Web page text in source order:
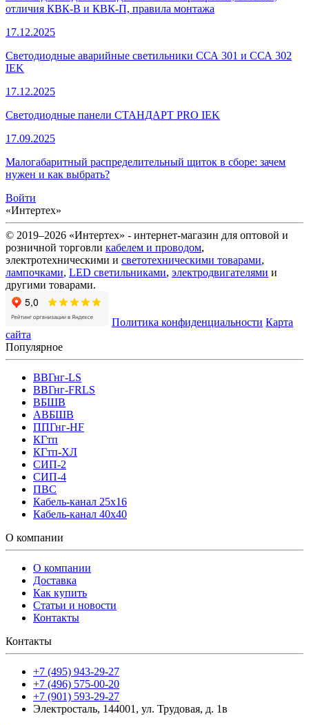
отличия КВК-В и КВК-П, правила монтажа
17.12.2025
Светодиодные аварийные светильники ССА 301 и ССА 302
IEK
17.12.2025
Светодиодные панели СТАНДАРТ PRO IEK
17.09.2025
Малогабаритный распределительный щиток в сборе: зачем
нужен и как выбрать?
Войти
«Интертех»
© 2019–2026 «Интертех» - интернет-магазин для оптовой и
розничной торговли кабелем и проводом,
электротехническими и светотехническими товарами,
лампочками, LED светильниками, электродвигателями и
другими товарами.
Политика конфиденциальности Карта
сайта
Популярное
ВВГнг-LS
ВВГнг-FRLS
ВБШВ
АВБШВ
ППГнг-HF
КГтп
КГтп-ХЛ
СИП-2
СИП-4
ПВС
Кабель-канал 25х16
Кабель-канал 40х40
О компании
О компании
Доставка
Как купить
Статьи и новости
Контакты
Контакты
+7 (495) 943-29-27
+7 (496) 575-00-20
+7 (901) 593-29-27
Электросталь, 144001, ул. Трудовая, д. 1в